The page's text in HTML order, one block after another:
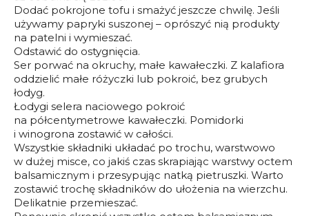
Dodać pokrojone tofu i smażyć jeszcze chwilę. Jeśli
używamy papryki suszonej – oprószyć nią produkty
na patelni i wymieszać.
Odstawić do ostygnięcia.
Ser porwać na okruchy, małe kawałeczki. Z kalafiora
oddzielić małe różyczki lub pokroić, bez grubych
łodyg.
Łodygi selera naciowego pokroić
na półcentymetrowe kawałeczki. Pomidorki
i winogrona zostawić w całości.
Wszystkie składniki układać po trochu, warstwowo
w dużej misce, co jakiś czas skrapiając warstwy octem
balsamicznym i przesypując natką pietruszki. Warto
zostawić trochę składników do ułożenia na wierzchu.
Delikatnie przemieszać.